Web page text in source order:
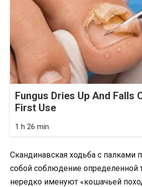
Fungus Dries Up And Falls
First Use
1 h 26 min
Скандинавская ходьба с палками
собой соблюдение определенной
нередко именуют «кошачьей